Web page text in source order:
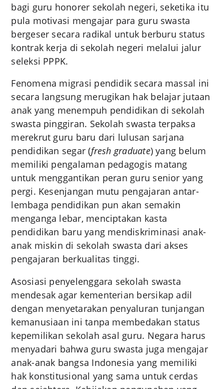
bagi guru honorer sekolah negeri, seketika itu
pula motivasi mengajar para guru swasta
bergeser secara radikal untuk berburu status
kontrak kerja di sekolah negeri melalui jalur
seleksi PPPK.
Fenomena migrasi pendidik secara massal ini
secara langsung merugikan hak belajar jutaan
anak yang menempuh pendidikan di sekolah
swasta pinggiran. Sekolah swasta terpaksa
merekrut guru baru dari lulusan sarjana
pendidikan segar (fresh graduate) yang belum
memiliki pengalaman pedagogis matang
untuk menggantikan peran guru senior yang
pergi. Kesenjangan mutu pengajaran antar-
lembaga pendidikan pun akan semakin
menganga lebar, menciptakan kasta
pendidikan baru yang mendiskriminasi anak-
anak miskin di sekolah swasta dari akses
pengajaran berkualitas tinggi.
Asosiasi penyelenggara sekolah swasta
mendesak agar kementerian bersikap adil
dengan menyetarakan penyaluran tunjangan
kemanusiaan ini tanpa membedakan status
kepemilikan sekolah asal guru. Negara harus
menyadari bahwa guru swasta juga mengajar
anak-anak bangsa Indonesia yang memiliki
hak konstitusional yang sama untuk cerdas